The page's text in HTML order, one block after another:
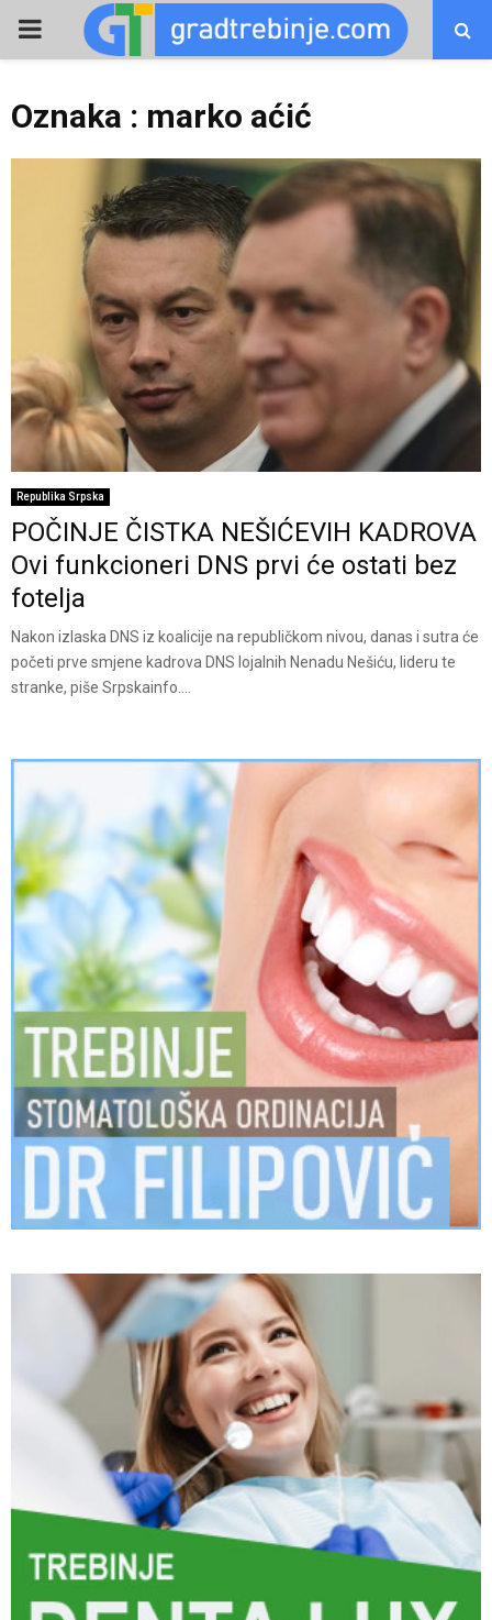
PRIMARY
Oznaka : marko aćić
Republika Srpska
POČINJE ČISTKA NEŠIĆEVIH KADROVA
Ovi funkcioneri DNS prvi će ostati bez
fotelja
Nakon izlaska DNS iz koalicije na republičkom nivou, danas i sutra će
početi prve smjene kadrova DNS lojalnih Nenadu Nešiću, lideru te
stranke, piše Srpskainfo....